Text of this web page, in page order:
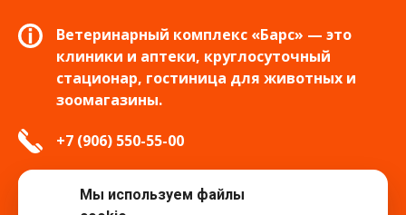
Ветеринарный комплекс «Барс» — это
клиники и аптеки, круглосуточный
стационар, гостиница для животных и
зоомагазины.
+7 (906) 550-55-00
info.tver@bars-vet.ru
Мы используем файлы